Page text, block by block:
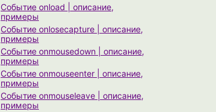
Событие onload | описание,
примеры
Событие onlosecapture | описание,
примеры
Событие onmousedown | описание,
примеры
Событие onmouseenter | описание,
примеры
Событие onmouseleave | описание,
примеры